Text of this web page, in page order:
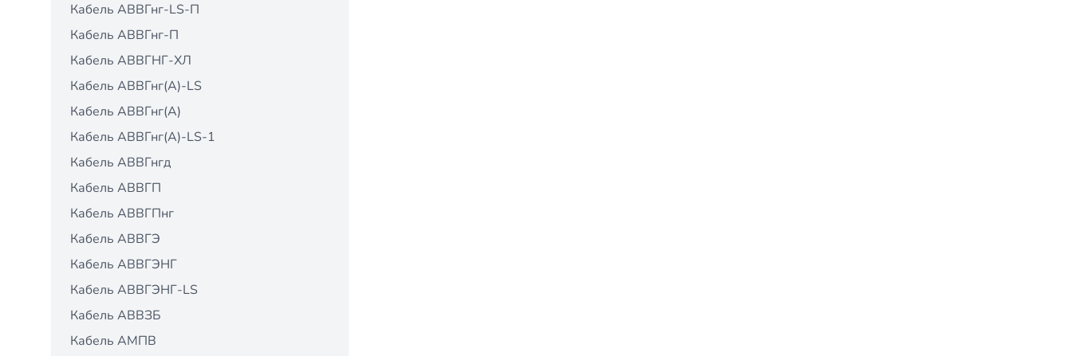
Кабель АВВГнг-LS-П
Кабель АВВГнг-П
Кабель АВВГНГ-ХЛ
Кабель АВВГнг(A)-LS
Кабель АВВГнг(А)
Кабель АВВГнг(А)-LS-1
Кабель АВВГнгд
Кабель АВВГП
Кабель АВВГПнг
Кабель АВВГЭ
Кабель АВВГЭНГ
Кабель АВВГЭНГ-LS
Кабель АВВЗБ
Кабель АМПВ